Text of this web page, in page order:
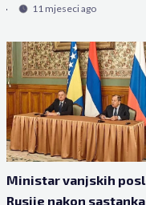
11 mjeseci ago
Ministar vanjskih
Rusije nakon